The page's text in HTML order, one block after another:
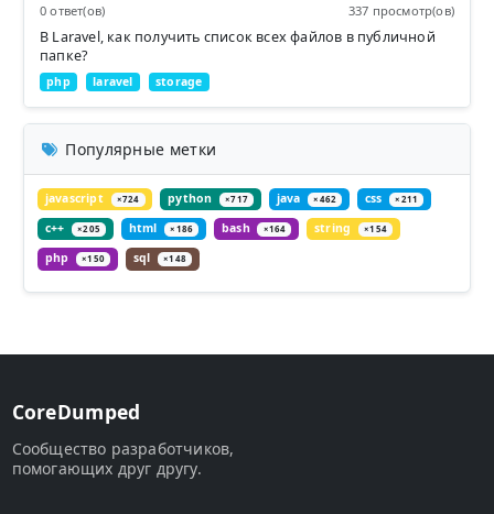
0 ответ(ов) 337 просмотр(ов)
В Laravel, как получить список всех файлов в публичной
папке?
php laravel storage
Популярные метки
javascript ×724 python ×717 java ×462 css ×211
c++ ×205 html ×186 bash ×164 string ×154
php ×150 sql ×148
CoreDumped
Сообщество разработчиков,
помогающих друг другу.